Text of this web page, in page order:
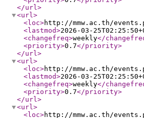
</url>
<url>
<loc>http://mmw.ac.th/
<lastmod>2026-03-
<changefreq>weekly</
<priority>0.7</priority>
</url>
<url>
<loc>http://mmw.ac.th/
<lastmod>2026-03-
<changefreq>weekly</
<priority>0.7</priority>
</url>
<url>
<loc>http://mmw.ac.th/